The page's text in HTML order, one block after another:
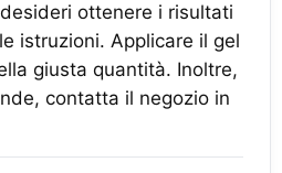
ottenere i risultati
istruzioni. Applicare il gel
giusta quantità. Inoltre,
contatta il negozio in